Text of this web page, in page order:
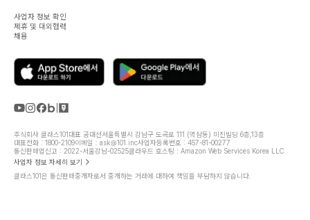
사업자 정보 확인
제휴 및 대외협력
채용
주식회사 클래스101대표 공대선서울특별시 강남구 도곡로 111 (역삼동) 미진빌딩 6층,13층
대표전화 : 1800-2109이메일 : ask@101.inc사업자등록번호 : 457-81-00277
통신판매업신고 : 2022-서울강남-02525클라우드 호스팅 : Amazon Web Services Korea LLC
사업자 정보 자세히 보기
클래스101은 통신판매중개자로서 중개하는 거래에 대하여 책임을 부담하지 않습니다.